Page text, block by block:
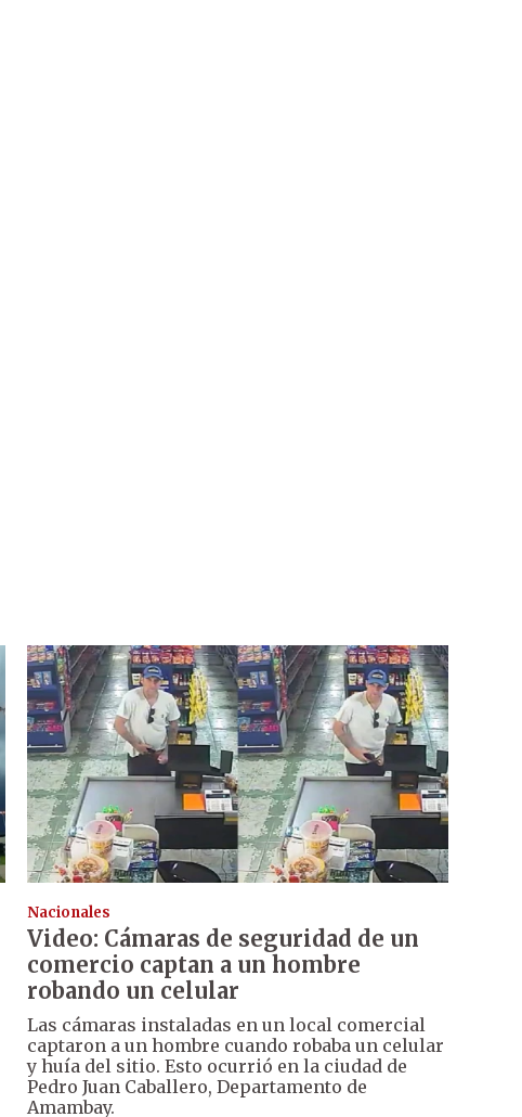
Nacionales
Video: Cámaras de seguridad de un
comercio captan a un hombre
robando un celular
Las cámaras instaladas en un local comercial
captaron a un hombre cuando robaba un celular
y huía del sitio. Esto ocurrió en la ciudad de
Pedro Juan Caballero, Departamento de
Amambay.